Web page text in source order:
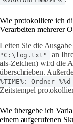
Wie protokolliere ich
Verarbeiten mehrerer
Leiten Sie die
"C:\log.txt"
an
als-Zeichen) wird die
überschrieben.
%TIME%: Ordner
Zeitstempel
Wie übergebe ich
einem aufgerufenen